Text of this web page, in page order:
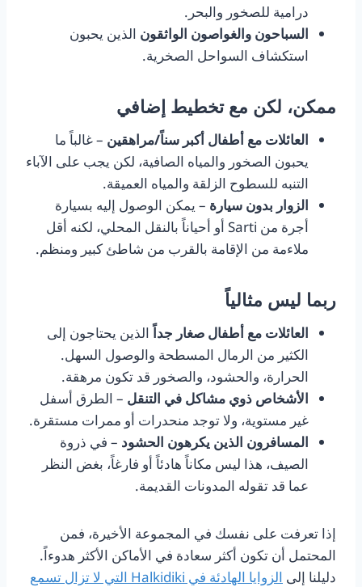
درامية للصخور والبحر.
السباحون والغواصون الواثقون الذين يحبون
استكشاف السواحل الصخرية.
ممكن، لكن مع تخطيط إضافي
العائلات مع أطفال أكبر سناً/مراهقين – غالباً ما
يحبون الصخور والمياه الصافية، لكن يجب على الآباء
التنبه للسطوح الزلقة والمياه العميقة.
الزوار بدون سيارة – يمكن الوصول إليه بسيارة
أجرة من Sarti أو أحياناً بالنقل المحلي، لكنه أقل
ملاءمة من الإقامة بالقرب من شاطئ كبير ومنظم.
ربما ليس مثالياً
العائلات مع أطفال صغار جداًالذين يحتاجون إلى
الكثير من الرمال المسطحة والوصول السهل.
الحرارة، والحشود، والصخور قد تكون مرهقة.
الأشخاص ذوي مشاكل في التنقل – الطرق أسفل
غير مستوية، ولا توجد منحدرات أو ممرات مستقرة.
المسافرون الذين يكرهون الحشود – في ذروة
الصيف، هذا ليس مكاناً هادئاً أو فارغاً، بغض النظر
عما قد تقوله المدونات القديمة.
إذا تعرفت على نفسك في المجموعة الأخيرة، فمن
المحتمل أن تكون أكثر سعادة في الأماكن الأكثر هدوءاً.
دليلنا إلى
الزوايا الهادئة في Halkidiki التي لا تزال تسمع